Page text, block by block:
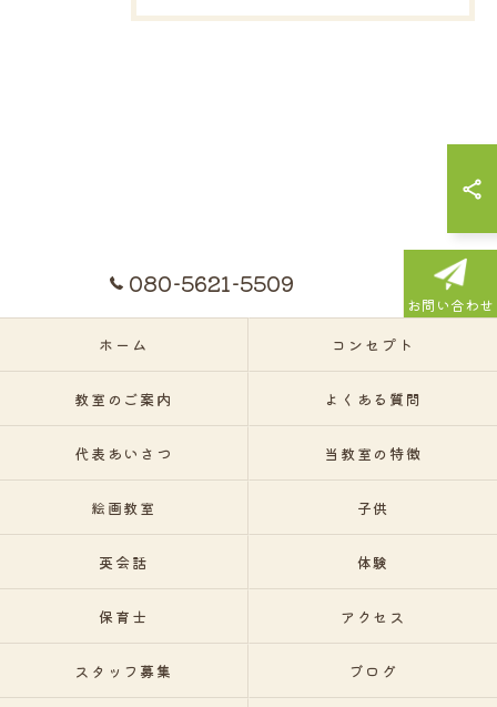
080-5621-5509
お問い合わせ
ホーム
コンセプト
教室のご案内 よくある質問
代表あいさつ 当教室の特徴
絵画教室 子供
英会話 体験
保育士 アクセス
スタッフ募集 ブログ